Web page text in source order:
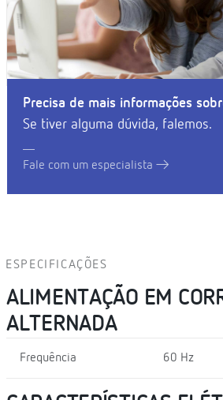
Precisa de mais informações
Se tiver alguma dúvida, falemos.
Fale com um especialista
ESPECIFICAÇÕES
ALIMENTAÇÃO EM
ALTERNADA
Frequência 60 Hz